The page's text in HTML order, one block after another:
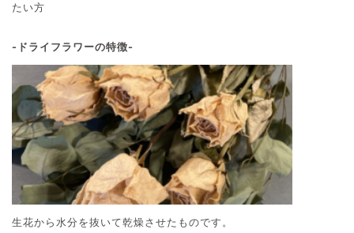
たい方
-ドライフラワーの特徴-
生花から水分を抜いて乾燥させたものです。